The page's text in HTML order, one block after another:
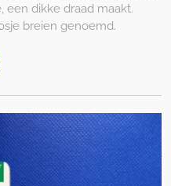
een dikke draad maakt.
breien genoemd.